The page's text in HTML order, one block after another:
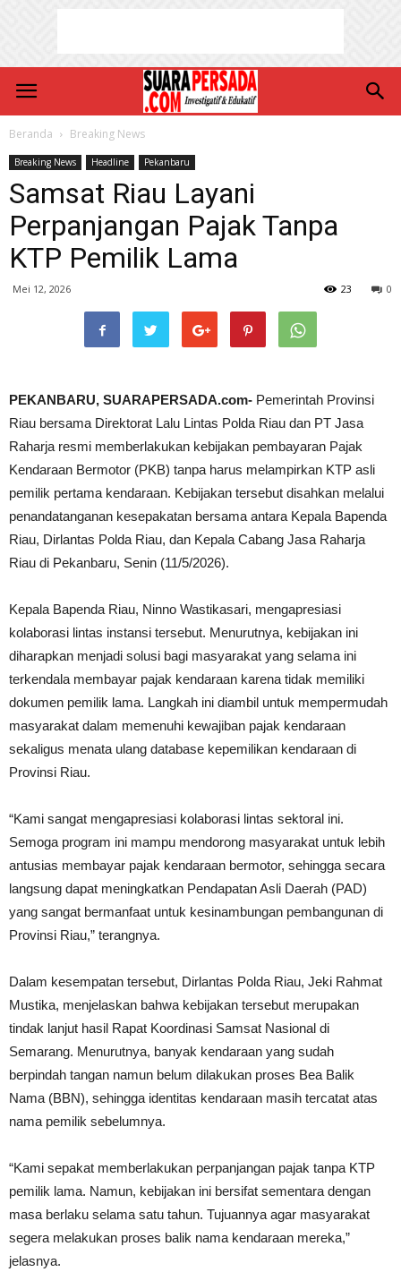
Beranda Breaking News
Breaking News Headline Pekanbaru
Samsat Riau Layani
Perpanjangan Pajak Tanpa
KTP Pemilik Lama
Mei 12, 2026 0
23
PEKANBARU, SUARAPERSADA.com- Pemerintah Provinsi
Riau bersama Direktorat Lalu Lintas Polda Riau dan PT Jasa
Raharja resmi memberlakukan kebijakan pembayaran Pajak
Kendaraan Bermotor (PKB) tanpa harus melampirkan KTP asli
pemilik pertama kendaraan. Kebijakan tersebut disahkan melalui
penandatanganan kesepakatan bersama antara Kepala Bapenda
Riau, Dirlantas Polda Riau, dan Kepala Cabang Jasa Raharja
Riau di Pekanbaru, Senin (11/5/2026).
Kepala Bapenda Riau, Ninno Wastikasari, mengapresiasi
kolaborasi lintas instansi tersebut. Menurutnya, kebijakan ini
diharapkan menjadi solusi bagi masyarakat yang selama ini
terkendala membayar pajak kendaraan karena tidak memiliki
dokumen pemilik lama. Langkah ini diambil untuk mempermudah
masyarakat dalam memenuhi kewajiban pajak kendaraan
sekaligus menata ulang database kepemilikan kendaraan di
Provinsi Riau.
“Kami sangat mengapresiasi kolaborasi lintas sektoral ini.
Semoga program ini mampu mendorong masyarakat untuk lebih
antusias membayar pajak kendaraan bermotor, sehingga secara
langsung dapat meningkatkan Pendapatan Asli Daerah (PAD)
yang sangat bermanfaat untuk kesinambungan pembangunan di
Provinsi Riau,” terangnya.
Dalam kesempatan tersebut, Dirlantas Polda Riau, Jeki Rahmat
Mustika, menjelaskan bahwa kebijakan tersebut merupakan
tindak lanjut hasil Rapat Koordinasi Samsat Nasional di
Semarang. Menurutnya, banyak kendaraan yang sudah
berpindah tangan namun belum dilakukan proses Bea Balik
Nama (BBN), sehingga identitas kendaraan masih tercatat atas
nama pemilik sebelumnya.
“Kami sepakat memberlakukan perpanjangan pajak tanpa KTP
pemilik lama. Namun, kebijakan ini bersifat sementara dengan
masa berlaku selama satu tahun. Tujuannya agar masyarakat
segera melakukan proses balik nama kendaraan mereka,”
jelasnya.